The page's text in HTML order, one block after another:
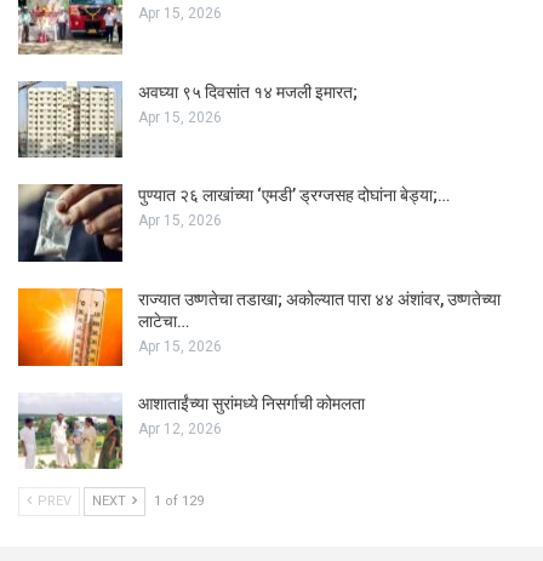
Apr 15, 2026
अवघ्या ९५ दिवसांत १४ मजली इमारत;
Apr 15, 2026
पुण्यात २६ लाखांच्या ‘एमडी’ ड्रग्जसह दोघांना बेड्या;…
Apr 15, 2026
राज्यात उष्णतेचा तडाखा; अकोल्यात पारा ४४ अंशांवर, उष्णतेच्या
लाटेचा…
Apr 15, 2026
आशाताईंच्या सुरांमध्ये निसर्गाची कोमलता
Apr 12, 2026
PREV NEXT 1 of 129